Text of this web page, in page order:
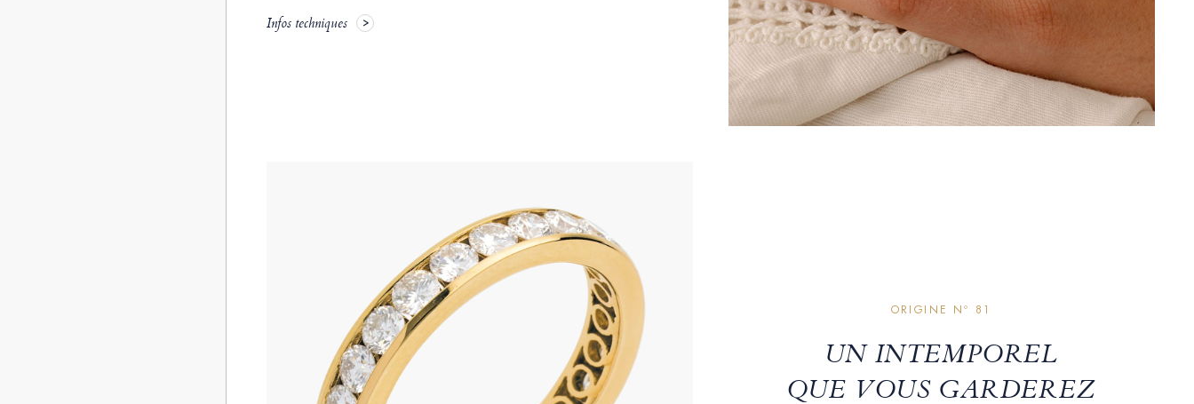
Infos techniques
ORIGINE Nº 81
UN INTEMPOREL
QUE VOUS GARDEREZ